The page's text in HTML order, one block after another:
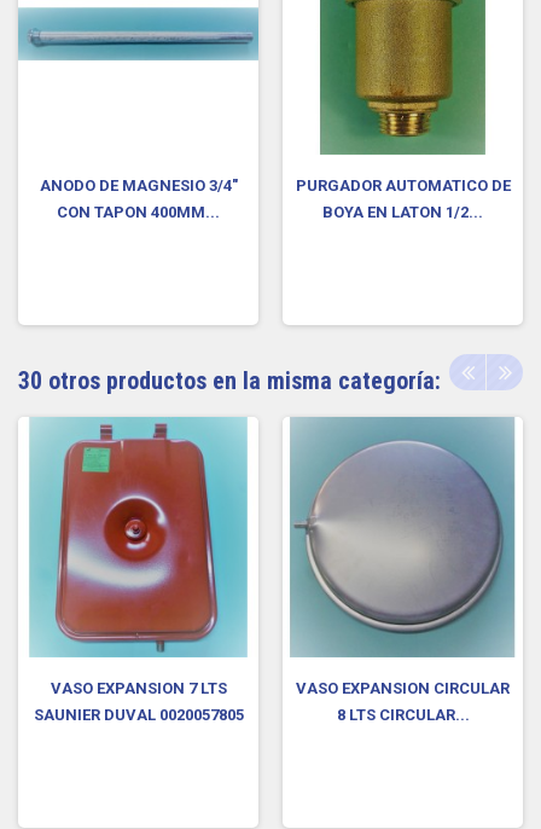
ANODO DE MAGNESIO 3/4"
CON TAPON 400MM...
PURGADOR AUTOMATICO DE
BOYA EN LATON 1/2...
30 otros productos en la misma categoría:
VASO EXPANSION 7 LTS
SAUNIER DUVAL 0020057805
VASO EXPANSION CIRCULAR
8 LTS CIRCULAR...